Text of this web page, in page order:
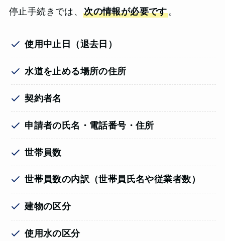
停止手続きでは、次の情報が必要です。
使用中止日（退去日）
水道を止める場所の住所
契約者名
申請者の氏名・電話番号・住所
世帯員数
世帯員数の内訳（世帯員氏名や従業者数）
建物の区分
使用水の区分